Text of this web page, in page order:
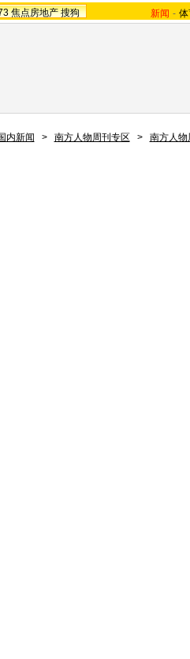
焦点房地产 搜狗 新闻 -
内新闻 > 南方人物周刊专区 > 南方人物